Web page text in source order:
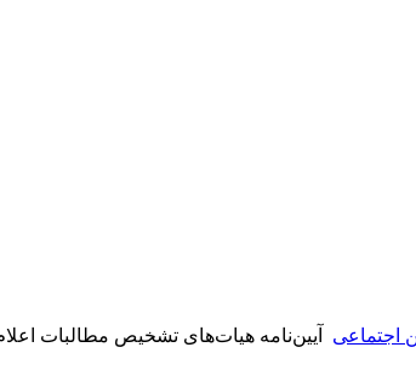
اجتماعی آیین‌نامه هیات‌های تشخیص مطالبات اعلام الحاق و نحوه اجرای